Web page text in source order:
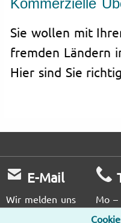
Sie wollen mit
fremden Ländern
Hier sind Sie
E-Mail
Wir melden uns
Mo –
9:00